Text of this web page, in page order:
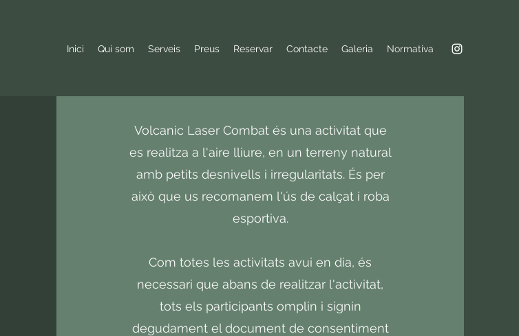
Inici Qui som Serveis Preus Reservar Contacte Galeria Normativa
Volcanic Laser Combat és una activitat que
es realitza a l'aire lliure, en un terreny natural
amb petits desnivells i irregularitats. És per
això que us recomanem l'ús de calçat i roba
esportiva.
Com totes les activitats avui en dia, és
necessari que abans de realitzar l'activitat,
tots els participants omplin i signin
degudament el document de consentiment